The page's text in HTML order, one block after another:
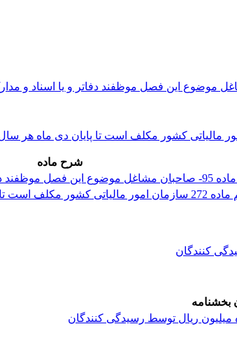
شرح ماده
کنندگان
بخشنامه
میلیون ریال توسط رسیدگی کنندگان